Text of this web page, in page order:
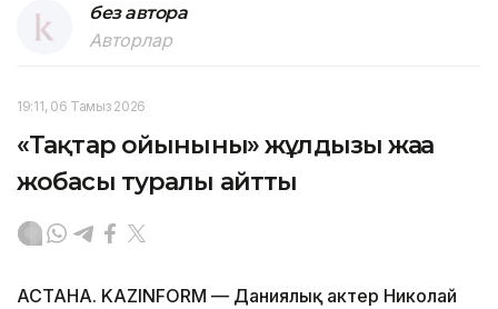
без автора
Авторлар
19:11, 06 Тамыз 2026
«Тақтар ойынының» жұлдызы жаңа
жобасы туралы айтты
АСТАНА. KAZINFORM — Даниялық актер Николай